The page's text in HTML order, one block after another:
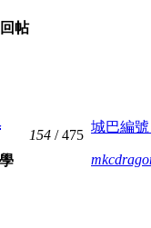
帖
154 / 475
城巴編